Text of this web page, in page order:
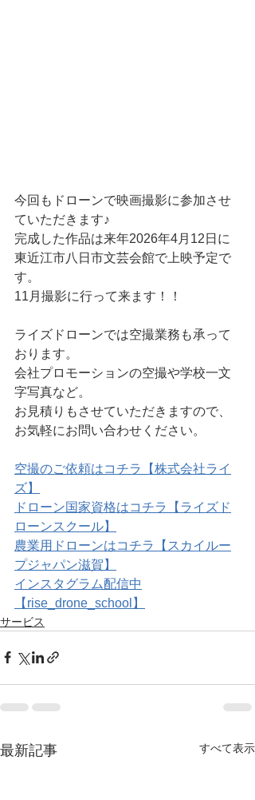
今回もドローンで映画撮影に参加させ
ていただきます♪
完成した作品は来年2026年4月12日に
東近江市八日市文芸会館で上映予定で
す。
11月撮影に行って来ます！！
ライズドローンでは空撮業務も承って
おります。
会社プロモーションの空撮や学校一文
字写真など。
お見積りもさせていただきますので、
お気軽にお問い合わせください。
空撮のご依頼はコチラ【株式会社ライ
ズ】
ドローン国家資格はコチラ【ライズド
ローンスクール】
農業用ドローンはコチラ【スカイルー
プジャパン滋賀】
インスタグラム配信中
【rise_drone_school】
サービス
最新記事 すべて表示